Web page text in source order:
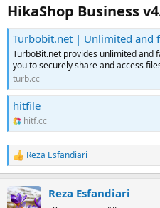
HikaShop Business
Turbobit.net | Unlimited and
TurboBit.net provides unlimited and
you to securely share and access
turb.cc
hitfile
hitf.cc
Р
е
к
ц
Reza Esfandiari
Reza Esfandiari